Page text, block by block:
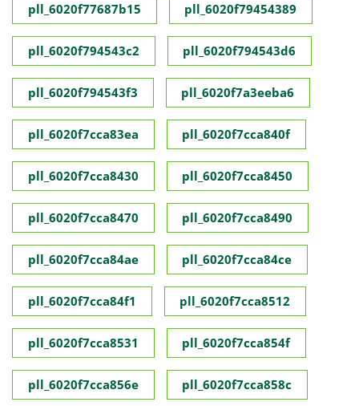
pll_6020f77687b15 pll_6020f79454389
pll_6020f794543c2 pll_6020f794543d6
pll_6020f794543f3 pll_6020f7a3eeba6
pll_6020f7cca83ea pll_6020f7cca840f
pll_6020f7cca8430 pll_6020f7cca8450
pll_6020f7cca8470 pll_6020f7cca8490
pll_6020f7cca84ae pll_6020f7cca84ce
pll_6020f7cca84f1 pll_6020f7cca8512
pll_6020f7cca8531 pll_6020f7cca854f
pll_6020f7cca856e pll_6020f7cca858c